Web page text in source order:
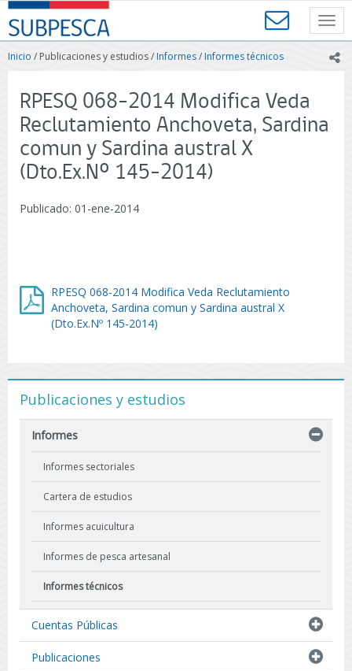
Contenido
principal
SUBPESCA
-
Subsecretaría
Acuicultura
Gobierno
de
Chile
Inicio / Publicaciones y estudios /Informes/Informes técnicos
RPESQ 068-2014 Modifica Veda
Reclutamiento Anchoveta, Sardina
comun y Sardina austral X
(Dto.Ex.Nº 145-2014)
Publicado: 01-ene-2014
RPESQ 068-2014 Modifica Veda Reclutamiento
Anchoveta, Sardina comun y Sardina austral X
(Dto.Ex.Nº 145-2014)
Publicaciones y estudios
Informes
Informes sectoriales
Cartera de estudios
Informes acuicultura
Informes de pesca artesanal
Informes técnicos
Resultados de Pescas de Investigación
Cuentas Públicas
Publicaciones